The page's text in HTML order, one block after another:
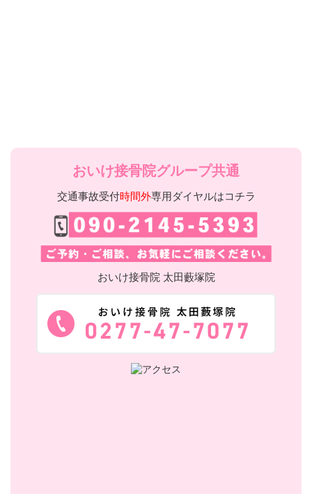
おいけ接骨院グループ共通
交通事故受付時間外専用ダイヤルはコチラ
おいけ接骨院 太田藪塚院